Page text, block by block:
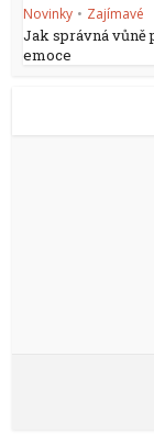
Novinky • Zajímavé
Jak správná vůně
emoce